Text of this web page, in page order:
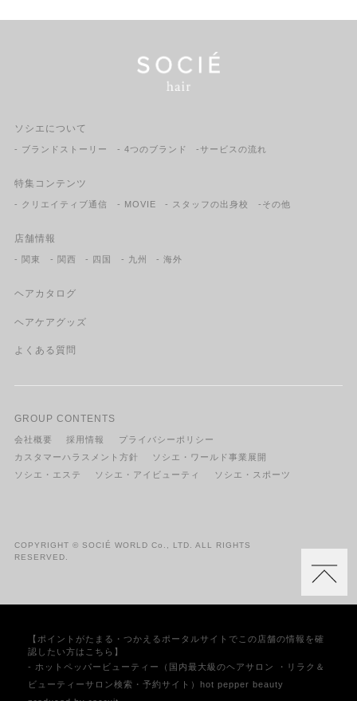
ソシエについて
- ブランドストーリー - 4つのブランド -サービスの流れ
特集コンテンツ
- クリエイティブ通信 - MOVIE - スタッフの出身校 -その他
店舗情報
- 関東 - 関西 - 四国 - 九州 - 海外
ヘアカタログ
ヘアケアグッズ
よくある質問
GROUP CONTENTS
会社概要 採用情報
プライバシーポリシー
カスタマーハラスメント方針
ソシエ・ワールド事業展開
ソシエ・エステ
ソシエ・アイビューティ ソシエ・スポーツ
COPYRIGHT © SOCIÉ WORLD Co., LTD. ALL RIGHTS
RESERVED.
【ポイントがたまる・つかえるポータルサイトでこの店舗の情報を確
認したい方はこちら】
- ホットペッパービューティー（国内最大級のヘアサロン ・リラク＆
ビューティーサロン検索・予約サイト）hot pepper beauty